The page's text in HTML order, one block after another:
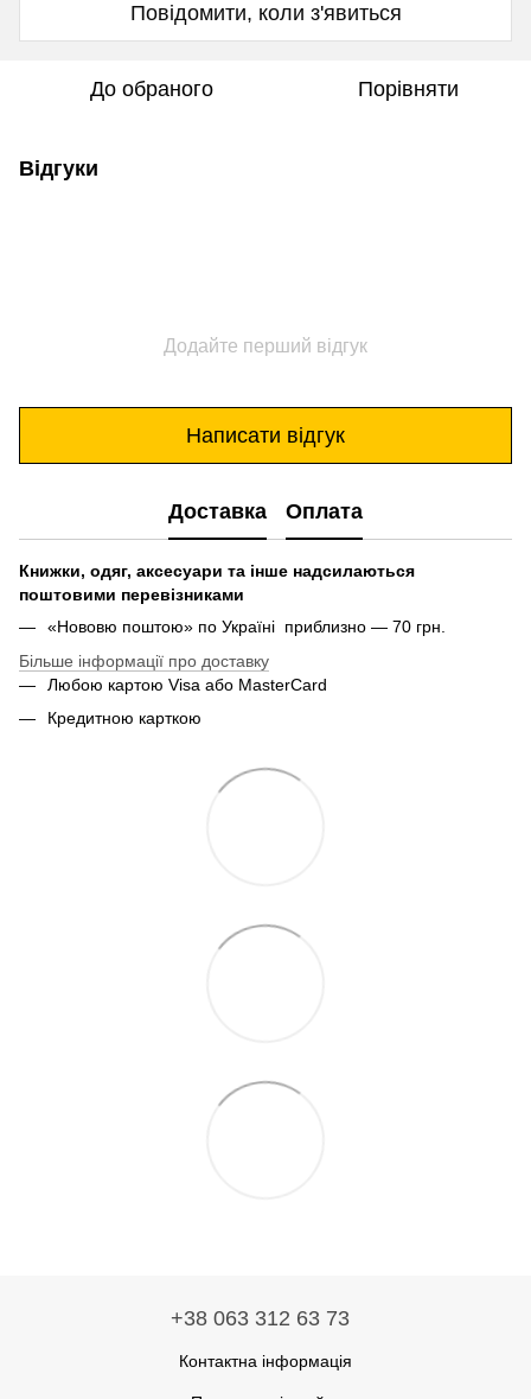
Повідомити, коли з'явиться
До обраного Порівняти
Відгуки
Додайте перший відгук
Написати відгук
Доставка Оплата
Книжки, одяг, аксесуари та інше надсилаються
поштовими перевізниками
«Нововю поштою» по Україні приблизно — 70 грн.
Більше інформації про доставку
Любою картою Visa або MasterCard
Кредитною карткою
+38 063 312 63 73
Контактна інформація